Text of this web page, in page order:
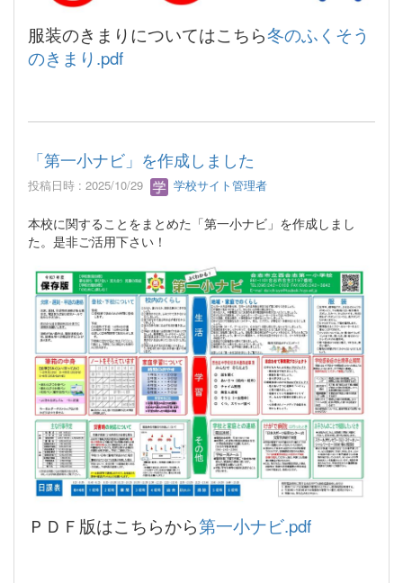
服装のきまりについてはこちら冬のふくそう
のきまり.pdf
「第一小ナビ」を作成しました
投稿日時 : 2025/10/29 学校サイト管理者
本校に関することをまとめた「第一小ナビ」を作成しまし
た。是非ご活用下さい！
ＰＤＦ版はこちらから第一小ナビ.pdf